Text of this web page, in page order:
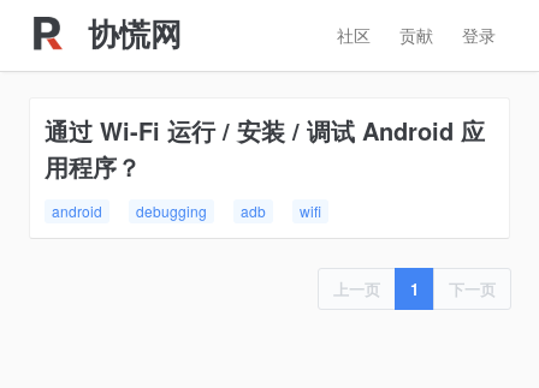
协慌网 登录
贡献
社区
通过 Wi-Fi 运行 / 安装 / 调试 Android 应
用程序？
android debugging adb wifi
上一页 1 下一页